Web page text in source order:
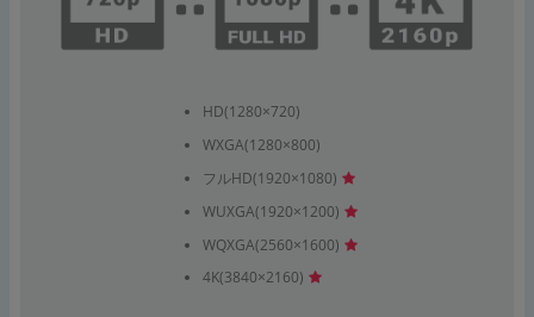
HD(1280×720)
WXGA(1280×800)
フルHD(1920×1080)
WUXGA(1920×1200)
WQXGA(2560×1600)
4K(3840×2160)